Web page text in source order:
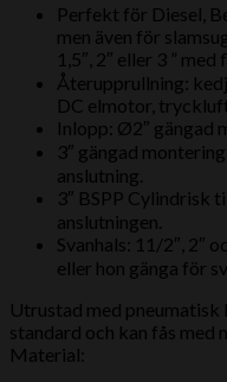
Perfekt för Diesel,
men även för
1,5″, 2″ eller 3 ”
Återupprullning:
DC elmotor,
Inlopp: Ø2″ gängad
3″ gängad
anslutning.
3″ BSPP Cylindrisk
anslutningen.
Svanhals: 11/2″, 2″
eller hon gänga för
Utrustad med
standard och kan fås med
Material: